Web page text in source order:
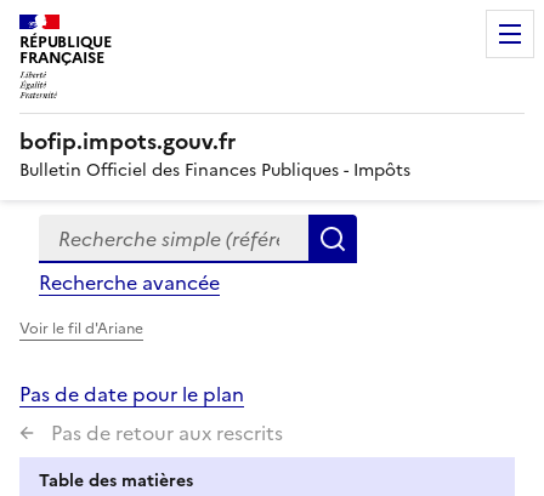
RÉPUBLIQUE
FRANÇAISE
bofip.impots.gouv.fr
Bulletin Officiel des Finances Publiques - Impôts
Formulaire
de
recherche
Recherche simple (références, mots clés, partie du
Recherche avancée
Voir le fil d'Ariane
Pas de date pour le plan
Pas de retour aux rescrits
Table des matières